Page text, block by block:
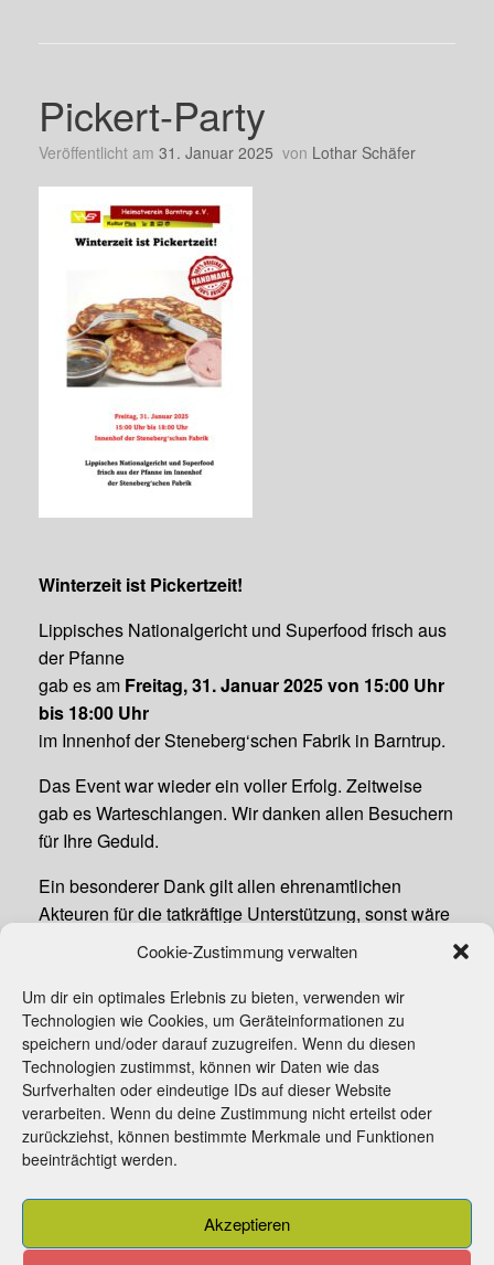
Cookie-Zustimmung verwalten
Um dir ein optimales Erlebnis zu bieten, verwenden wir
Technologien wie Cookies, um Geräteinformationen zu
speichern und/oder darauf zuzugreifen. Wenn du diesen
Technologien zustimmst, können wir Daten wie das
Surfverhalten oder eindeutige IDs auf dieser Website
verarbeiten. Wenn du deine Zustimmung nicht erteilst oder
zurückziehst, können bestimmte Merkmale und Funktionen
beeinträchtigt werden.
Akzeptieren
Pickert-Party
Veröffentlicht am 31. Januar 2025 von Lothar Schäfer
Winterzeit ist Pickertzeit!
Lippisches Nationalgericht und Superfood frisch aus
der Pfanne
gab es am Freitag, 31. Januar 2025 von 15:00 Uhr
bis 18:00 Uhr
im Innenhof der Steneberg‘schen Fabrik in Barntrup.
Das Event war wieder ein voller Erfolg. Zeitweise
gab es Warteschlangen. Wir danken allen Besuchern
für Ihre Geduld.
Ein besonderer Dank gilt allen ehrenamtlichen
Akteuren für die tatkräftige Unterstützung, sonst wäre
so ein Event nicht möglich!
Beitragsnavigation 1 2 3
Beitrittserklärung
Cookie-Richtlinie (EU)